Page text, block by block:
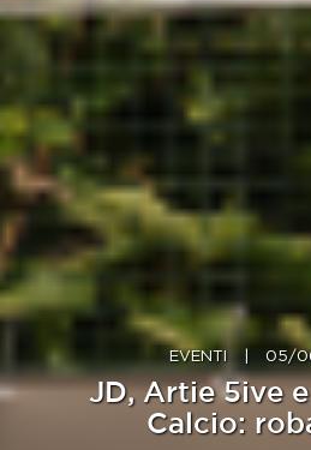
EVENTI 05/
JD, Artie 5ive
Calcio: